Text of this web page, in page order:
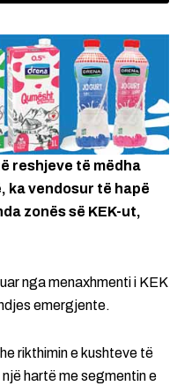
reshjeve të mëdha
ka vendosur të hapë
zonës së KEK-ut,
nga menaxhmenti i KEK
emergjente.
rikthimin e kushteve të
hartë me segmentin e